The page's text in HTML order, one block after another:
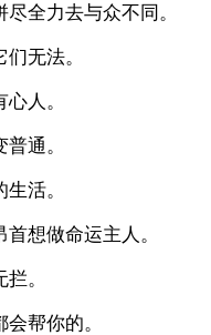
全力去与众不同。
无法。
人。
通。
活。
想做命运主人。
。
帮你的。